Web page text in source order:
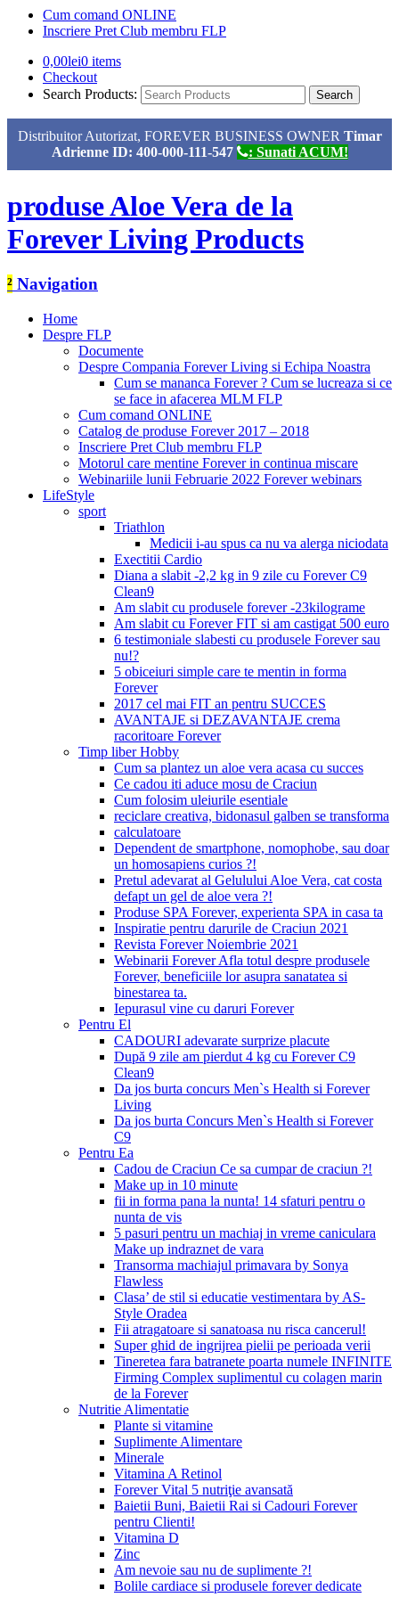
Cum comand ONLINE
Inscriere Pret Club membru FLP
0,00lei0 items
Checkout
Search Products:
Distribuitor Autorizat, FOREVER BUSINESS OWNER Timar
Adrienne ID: 400-000-111-547
: Sunati ACUM!
produse Aloe Vera de la
Forever Living Products
² Navigation
Home
Despre FLP
Documente
Despre Compania Forever Living si Echipa Noastra
Cum se mananca Forever ? Cum se lucreaza si ce
se face in afacerea MLM FLP
Cum comand ONLINE
Catalog de produse Forever 2017 – 2018
Inscriere Pret Club membru FLP
Motorul care mentine Forever in continua miscare
Webinariile lunii Februarie 2022 Forever webinars
LifeStyle
sport
Triathlon
Medicii i-au spus ca nu va alerga niciodata
Exectitii Cardio
Diana a slabit -2,2 kg in 9 zile cu Forever C9
Clean9
Am slabit cu produsele forever -23kilograme
Am slabit cu Forever FIT si am castigat 500 euro
6 testimoniale slabesti cu produsele Forever sau
nu!?
5 obiceiuri simple care te mentin in forma
Forever
2017 cel mai FIT an pentru SUCCES
AVANTAJE si DEZAVANTAJE crema
racoritoare Forever
Timp liber Hobby
Cum sa plantez un aloe vera acasa cu succes
Ce cadou iti aduce mosu de Craciun
Cum folosim uleiurile esentiale
reciclare creativa, bidonasul galben se transforma
calculatoare
Dependent de smartphone, nomophobe, sau doar
un homosapiens curios ?!
Pretul adevarat al Gelulului Aloe Vera, cat costa
defapt un gel de aloe vera ?!
Produse SPA Forever, experienta SPA in casa ta
Inspiratie pentru darurile de Craciun 2021
Revista Forever Noiembrie 2021
Webinarii Forever Afla totul despre produsele
Forever, beneficiile lor asupra sanatatea si
binestarea ta.
Iepurasul vine cu daruri Forever
Pentru El
CADOURI adevarate surprize placute
După 9 zile am pierdut 4 kg cu Forever C9
Clean9
Da jos burta concurs Men`s Health si Forever
Living
Da jos burta Concurs Men`s Health si Forever
C9
Pentru Ea
Cadou de Craciun Ce sa cumpar de craciun ?!
Make up in 10 minute
fii in forma pana la nunta! 14 sfaturi pentru o
nunta de vis
5 pasuri pentru un machiaj in vreme caniculara
Make up indraznet de vara
Transorma machiajul primavara by Sonya
Flawless
Clasa’ de stil si educatie vestimentara by AS-
Style Oradea
Fii atragatoare si sanatoasa nu risca cancerul!
Super ghid de ingrijrea pielii pe perioada verii
Tineretea fara batranete poarta numele INFINITE
Firming Complex suplimentul cu colagen marin
de la Forever
Nutritie Alimentatie
Plante si vitamine
Suplimente Alimentare
Minerale
Vitamina A Retinol
Forever Vital 5 nutriţie avansată
Baietii Buni, Baietii Rai si Cadouri Forever
pentru Clienti!
Vitamina D
Zinc
Am nevoie sau nu de suplimente ?!
Bolile cardiace si produsele forever dedicate